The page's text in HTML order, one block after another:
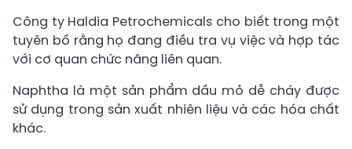
Công ty Haldia Petrochemicals cho biết trong một
tuyên bố rằng họ đang điều tra vụ việc và hợp tác
với cơ quan chức năng liên quan.
Naphtha là một sản phẩm dầu mỏ dễ cháy được
sử dụng trong sản xuất nhiên liệu và các hóa chất
khác.